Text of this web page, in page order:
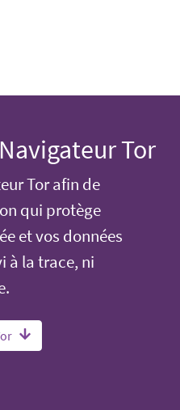
Tor
Tor afin de
qui protège
et vos données
à la trace, ni